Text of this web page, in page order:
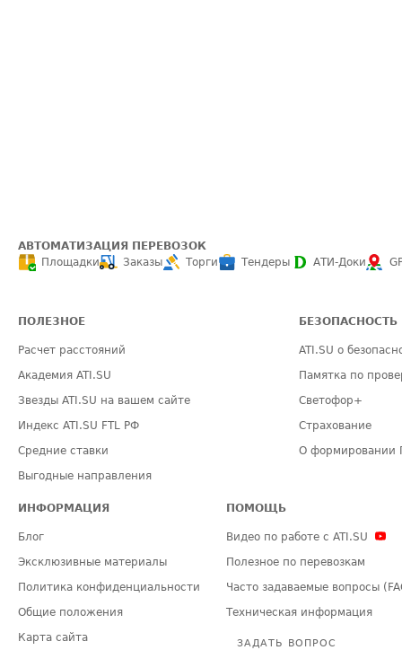
АВТОМАТИЗАЦИЯ ПЕРЕВОЗОК
Площадки
Заказы Торги Тендеры АТИ-Доки
ПОЛЕЗНОЕ
Расчет расстояний
Академия ATI.SU
Звезды ATI.SU на вашем сайте
Индекс ATI.SU FTL РФ
Средние ставки
Выгодные направления
БЕЗОПАСНОСТЬ
ATI.SU о
Памятка по
Светофор+
Страхование
О формировании
ИНФОРМАЦИЯ
Блог
Эксклюзивные материалы
Политика конфиденциальности
Общие положения
Карта сайта
ПОМОЩЬ
Видео по работе с ATI.SU
Полезное по перевозкам
Часто задаваемые вопросы
Техническая информация
ЗАДАТЬ ВОПРОС